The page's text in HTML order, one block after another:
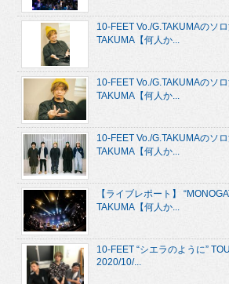
10-FEET Vo./G.TAKUMAのソ
TAKUMA【何人か...
10-FEET Vo./G.TAKUMAのソ
TAKUMA【何人か...
10-FEET Vo./G.TAKUMAのソ
TAKUMA【何人か...
【ライブレポート】
TAKUMA【何人か...
10-FEET “シエラのように”
2020/10/...